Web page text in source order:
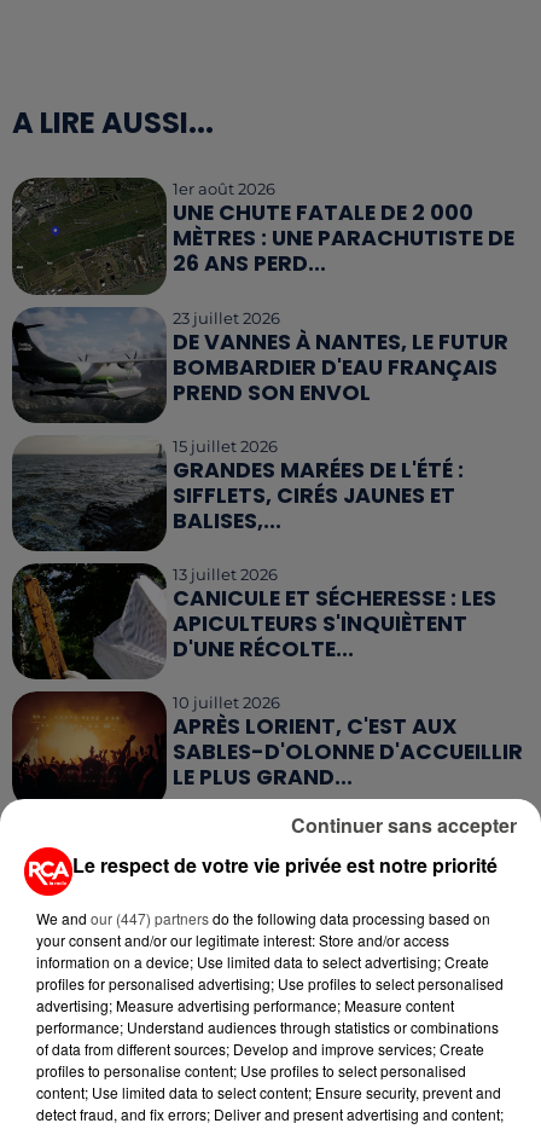
A LIRE AUSSI...
1er août 2026
UNE CHUTE FATALE DE 2 000
MÈTRES : UNE PARACHUTISTE DE
26 ANS PERD...
23 juillet 2026
DE VANNES À NANTES, LE FUTUR
BOMBARDIER D'EAU FRANÇAIS
PREND SON ENVOL
15 juillet 2026
GRANDES MARÉES DE L'ÉTÉ :
SIFFLETS, CIRÉS JAUNES ET
BALISES,...
13 juillet 2026
CANICULE ET SÉCHERESSE : LES
APICULTEURS S'INQUIÈTENT
D'UNE RÉCOLTE...
10 juillet 2026
APRÈS LORIENT, C'EST AUX
SABLES-D'OLONNE D'ACCUEILLIR
LE PLUS GRAND...
CANICULE : UNE PLUIE
D'ANNULATIONS POUR LES FEUX
RETROUVEZ TOUTE L'ACTU DE LA RÉGION ET
RECEVEZ LES ALERTES INFOS DE LA RÉDACTION
EN TÉLÉCHARGEANT L'APPLICATION MOBILE
Le respect de votre vie privée est notre priorité
We and our (447) partnersdo the following data processing based on
your consent and/or our legitimate interest: Store and/or access
information on a device; Use limited data to select advertising; Create
profiles for personalised advertising; Use profiles to select personalised
advertising; Measure advertising performance; Measure content
performance; Understand audiences through statistics or combinations
of data from different sources; Develop and improve services; Create
profiles to personalise content; Use profiles to select personalised
content; Use limited data to select content; Ensure security, prevent and
detect fraud, and fix errors; Deliver and present advertising and content;
Continuer sans accepter